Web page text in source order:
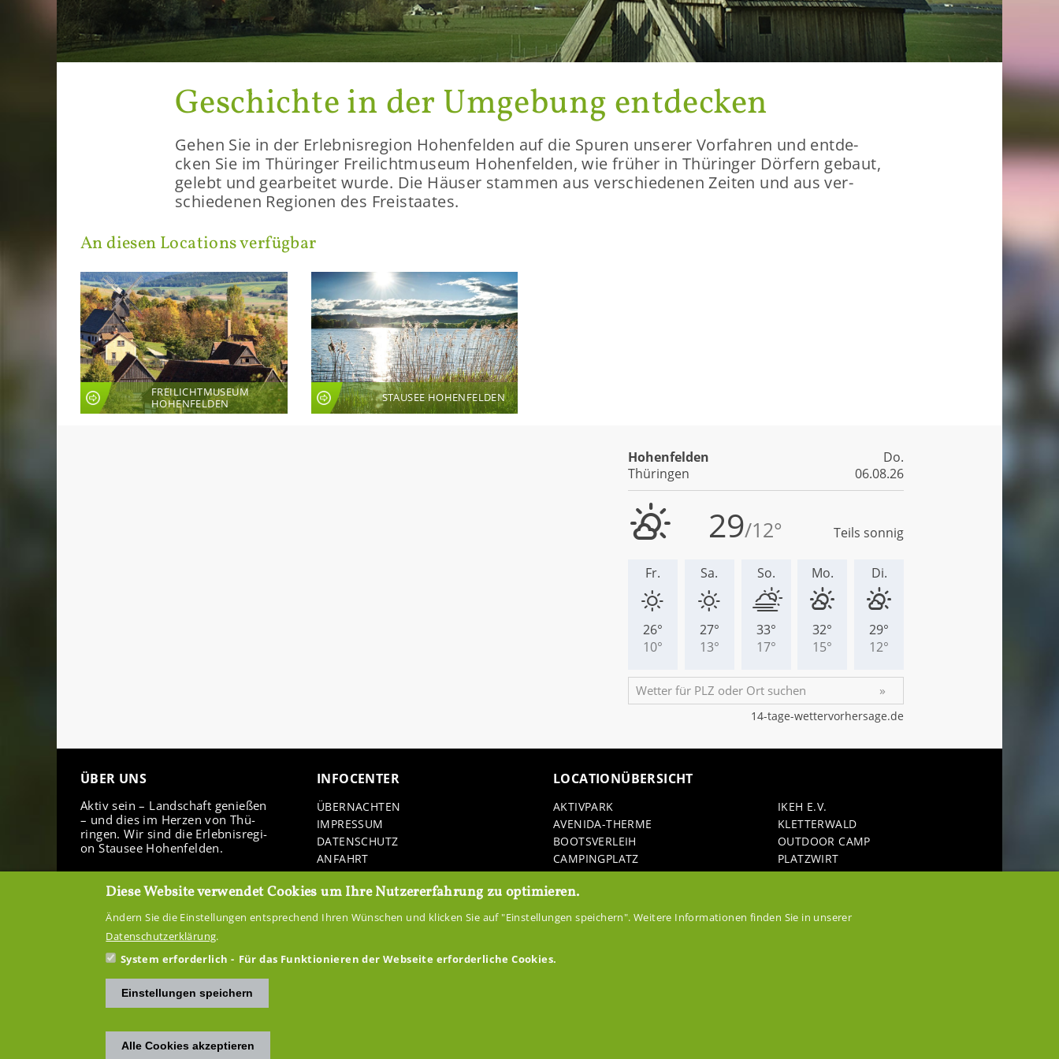
Ge­schich­te in der Um­ge­bung ent­de­cken
Gehen Sie in der Er­leb­nis­re­gi­on Ho­hen­fel­den auf die Spu­ren un­se­rer Vor­fah­ren und ent­de­
cken Sie im Thü­rin­ger Frei­licht­mu­se­um Ho­hen­fel­den, wie frü­her in Thü­rin­ger Dör­fern ge­baut,
ge­lebt und ge­ar­bei­tet wurde. Die Häu­ser stam­men aus ver­schie­de­nen Zei­ten und aus ver­
schie­de­nen Re­gio­nen des Frei­staa­tes.
An die­sen Lo­ca­ti­ons ver­füg­bar
FREILICHTMUSEUM
HOHENFELDEN
STAUSEE HOHENFELDEN
ÜBER UNS
Aktiv sein – Land­schaft ge­nie­ßen
– und dies im Her­zen von Thü­
rin­gen. Wir sind die Er­leb­nis­re­gi­
on Stau­see Ho­hen­fel­den.
IN­FO­CEN­TER
ÜBER­NACH­TEN
IM­PRES­SUM
DA­TEN­SCHUTZ
AN­FAHRT
DOWN­LOADS
LO­CA­TIONÜBER­SICHT
AK­TIV­PARK
AVENIDA-​THERME
BOOTS­VER­LEIH
CAM­PING­PLATZ
ER­FURT
ER­LEB­NIS­REI­TEN HO­HEN­FEL­DEN
FI­SCHE­REI STED­TE­NER MÜHLE
FREI­LICHT­MU­SE­UM HO­HEN­FEL­DEN
HANS AM SEE
IKEH E.V.
KLET­TER­WALD
OUT­DOOR CAMP
PLATZ­WIRT
SEE­GAR­TEN HO­HEN­FEL­DEN
STAU­SEE HO­HEN­FEL­DEN
Diese Website verwendet Cookies um Ihre Nutzererfahrung zu optimieren.
Ändern Sie die Einstellungen entsprechend Ihren Wünschen und klicken Sie auf "Einstellungen speichern". Weitere Informationen finden Sie in unserer
Datenschutzerklärung.
System erforderlich
Für das Funktionieren der Webseite erforderliche Cookies.
Einstellungen speichern
Alle Cookies akzeptieren